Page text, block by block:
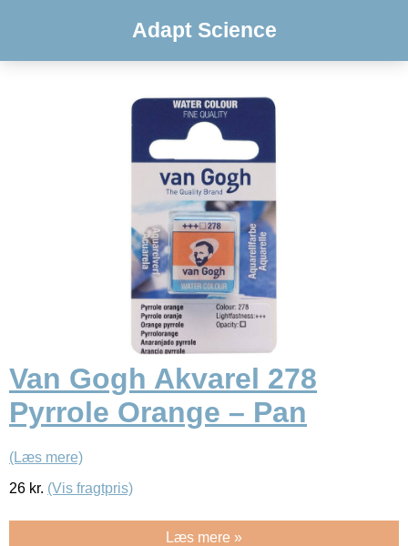
Adapt Science
Van Gogh Akvarel 278
Pyrrole Orange – Pan
(Læs mere)
26 kr. (Vis fragtpris)
Læs mere »